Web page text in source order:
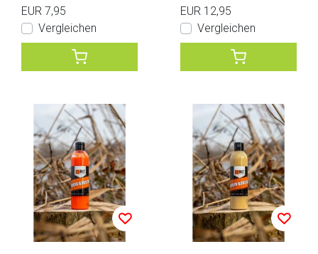
EUR 7,95
Vergleichen
EUR 12,95
Vergleichen